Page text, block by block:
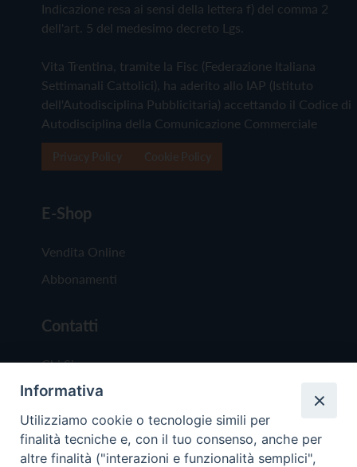
Indicazione resa ai sensi della lettera f) del comma 2
dell'art. 5 del medesimo decreto Lgs.
Vita Trentina, tramite la Fisc (Federazione Italiana
Settimanali Cattolici), ha aderito allo IAP (Istituto
dell'Autodisciplina Pubblicitaria) accettando il Codice di
Autodisciplina della Comunicazione Commerciale
E-Shop
Vendita Online
Abbonamenti
Contatti
Chi Siamo
Redazione
Scrivici
Informativa
Utilizziamo cookie o tecnologie simili per
finalità tecniche e, con il tuo consenso, anche per
altre finalità ("interazioni e funzionalità semplici",